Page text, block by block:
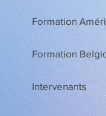
Formation
Formation
Intervenants